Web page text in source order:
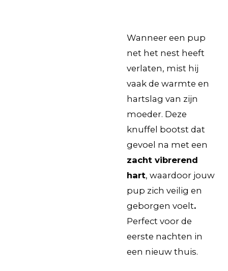
Wanneer een pup
net het nest heeft
verlaten, mist hij
vaak de warmte en
hartslag van zijn
moeder. Deze
knuffel bootst dat
gevoel na met een
zacht vibrerend
hart, waardoor jouw
pup zich veilig en
geborgen voelt.
Perfect voor de
eerste nachten in
een nieuw thuis.